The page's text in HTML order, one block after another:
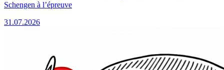
Schengen à l’épreuve
31.07.2026